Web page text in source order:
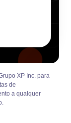
XP Inc. para
de
a qualquer